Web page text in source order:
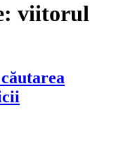
viitorul